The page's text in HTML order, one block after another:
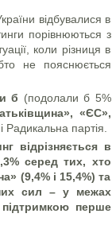
відбувалися в
порівнюються з
коли різниця в
не пояснюється
б (подолали б 5%
«ЄС»,
Радикальна партія.
відрізняється в
серед тих, хто
(9,4% і 15,4%) та
сил – у межах
перше